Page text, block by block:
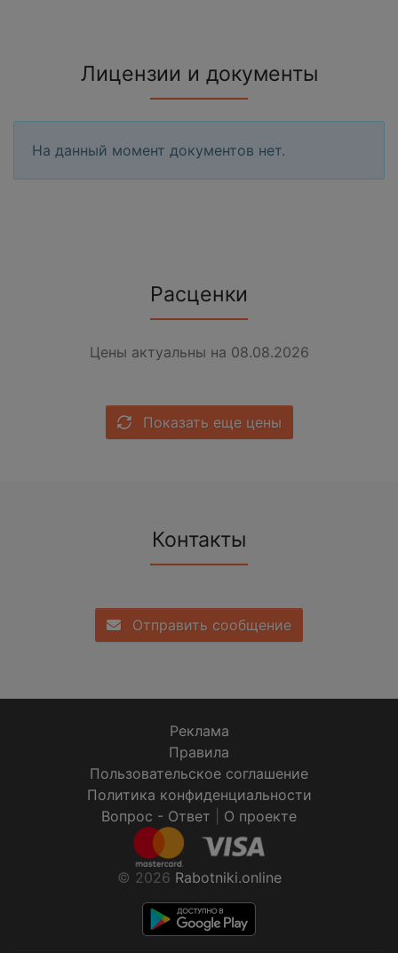
Лицензии и документы
На данный момент документов нет.
Расценки
Цены актуальны на 08.08.2026
Показать еще цены
Контакты
Отправить сообщение
Реклама
Правила
Пользовательское соглашение
Политика конфиденциальности
Вопрос - Ответ
О проекте
© 2026 Rabotniki.online